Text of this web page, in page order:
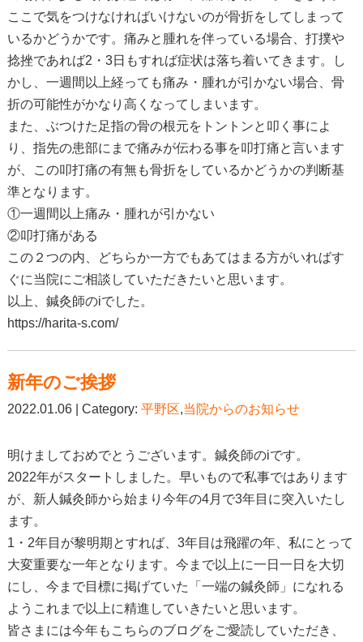
ここで気をつけなければいけないのが骨折をしてしまって
いるかどうかです。痛みと腫れを伴っている場合、打撲や
捻挫であれば2・3日もすれば症状は落ち着いてきます。し
かし、一週間以上経っても痛み・腫れが引かない場合、骨
折の可能性がかなり高くなってしまいます。
また、ぶつけた足指の骨の根元をトントンと叩く事によ
り、指先の患部にまで痛みが伝わる事を叩打痛と言います
が、この叩打痛の有無も骨折をしているかどうかの判断基
準となります。
①一週間以上痛み・腫れが引かない
②叩打痛がある
この２つの内、どちらか一方でもあてはまる方がいればす
ぐに当院にご相談していただきたいと思います。
以上、鍼灸師のiでした。
https://harita-s.com/
新年のご挨拶
2022.01.06 | Category: 平野区,当院からのお知らせ
明けましておめでとうございます。鍼灸師のiです。
2022年がスタートしました。早いもので私事ではあります
が、新人鍼灸師から始まり今年の4月で3年目に突入いたし
ます。
1・2年目が黎明期とすれば、3年目は飛躍の年、私にとって
大変重要な一年となります。今まで以上に一日一日を大切
にし、今まで目標に掲げていた「一端の鍼灸師」になれる
ようこれまで以上に精進していきたいと思います。
皆さまには今年もこちらのブログをご愛読していただき、